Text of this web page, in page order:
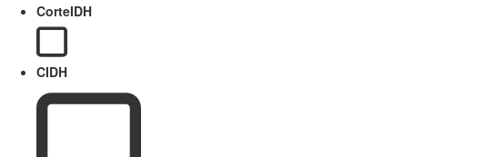
CorteIDH
CIDH